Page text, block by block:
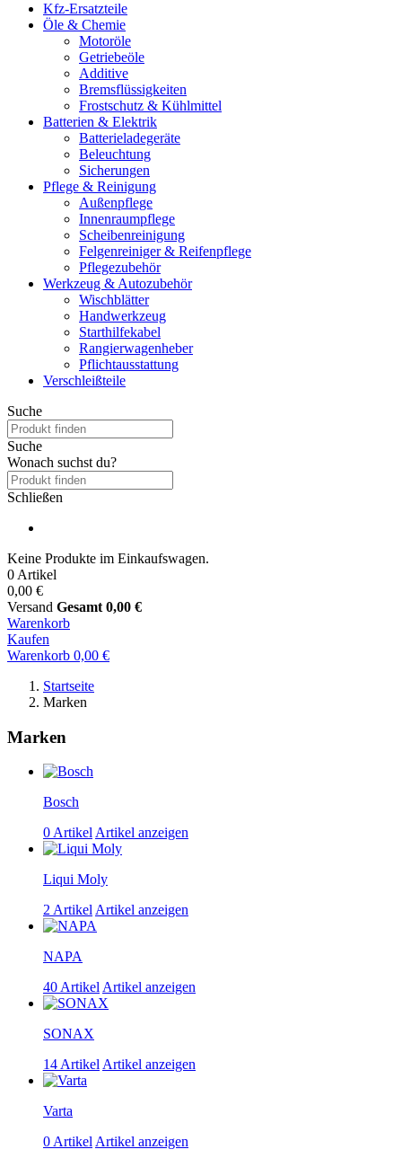
Kfz-Ersatzteile
Öle & Chemie
Motoröle
Getriebeöle
Additive
Bremsflüssigkeiten
Frostschutz & Kühlmittel
Batterien & Elektrik
Batterieladegeräte
Beleuchtung
Sicherungen
Pflege & Reinigung
Außenpflege
Innenraumpflege
Scheibenreinigung
Felgenreiniger & Reifenpflege
Pflegezubehör
Werkzeug & Autozubehör
Wischblätter
Handwerkzeug
Starthilfekabel
Rangierwagenheber
Pflichtausstattung
Verschleißteile
Suche
Suche
Wonach suchst du?
Schließen
Keine Produkte im Einkaufswagen.
0 Artikel
0,00 €
Versand Gesamt 0,00 €
Warenkorb
Kaufen
Warenkorb 0,00 €
Startseite
Marken
Marken
Bosch
0 ArtikelArtikel anzeigen
Liqui Moly
2 ArtikelArtikel anzeigen
NAPA
40 ArtikelArtikel anzeigen
SONAX
14 ArtikelArtikel anzeigen
Varta
0 ArtikelArtikel anzeigen